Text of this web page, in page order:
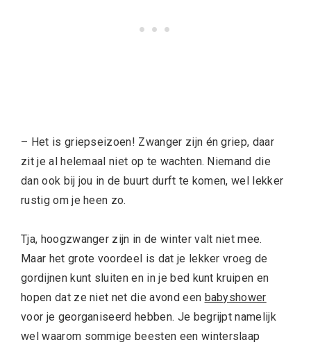
– Het is griepseizoen! Zwanger zijn én griep, daar
zit je al helemaal niet op te wachten. Niemand die
dan ook bij jou in de buurt durft te komen, wel lekker
rustig om je heen zo.
Tja, hoogzwanger zijn in de winter valt niet mee.
Maar het grote voordeel is dat je lekker vroeg de
gordijnen kunt sluiten en in je bed kunt kruipen en
hopen dat ze niet net die avond een babyshower
voor je georganiseerd hebben. Je begrijpt namelijk
wel waarom sommige beesten een winterslaap